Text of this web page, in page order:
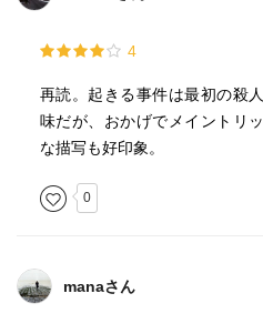
口紅を買ったのは、金持ちの
妻のわざとらしい言い訳に、夫
ミサル家には、弁護士のクォ
やり手で嫌みなクォドラント
り。
パースンズ夫人の古い持ち物
高価な文学書と、「ミナへ」
4
再読。起きる事件は最初の殺
味だが、おかげでメイントリ
な描写も好印象。
0
manaさん